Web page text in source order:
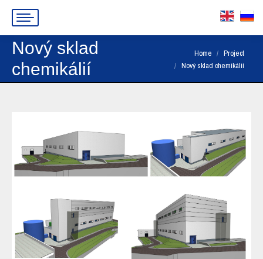
Nový sklad
chemikálií
You are here:
Home
Project
Nový sklad chemikálií